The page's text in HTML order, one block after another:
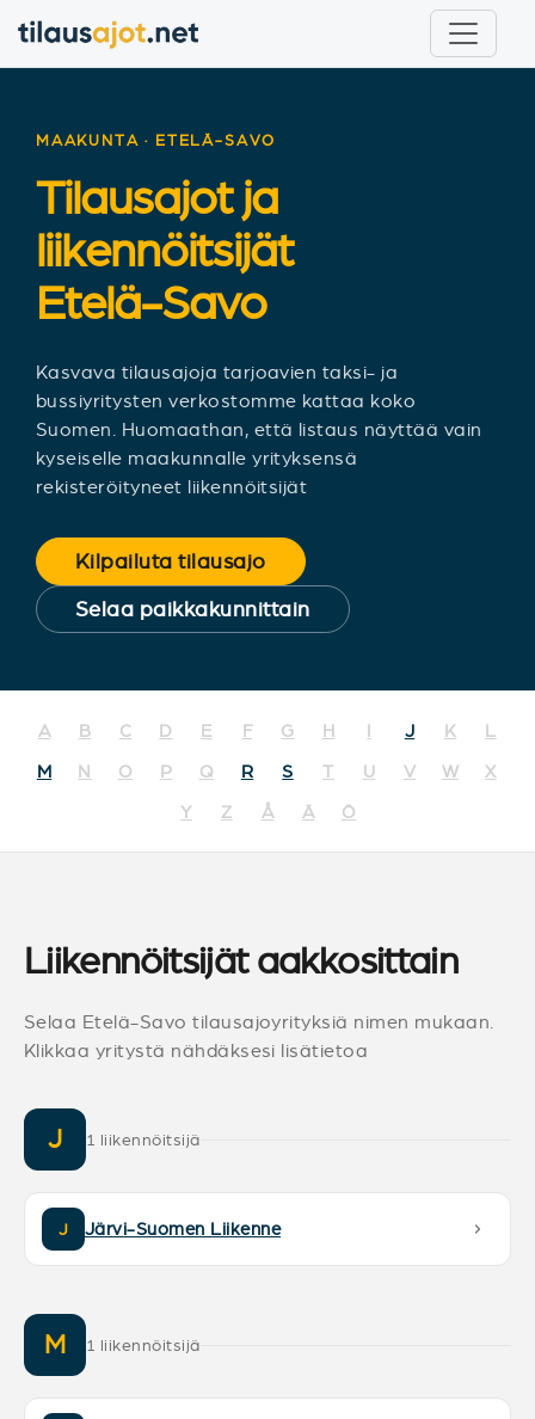
MAAKUNTA · ETELÄ-SAVO
Tilausajot ja
liikennöitsijät
Etelä-Savo
Kasvava tilausajoja tarjoavien taksi- ja
bussiyritysten verkostomme kattaa koko
Suomen. Huomaathan, että listaus näyttää vain
kyseiselle maakunnalle yrityksensä
rekisteröityneet liikennöitsijät
Kilpailuta tilausajo
Selaa paikkakunnittain
A B C D E F G H J K L
M N O P Q R S T U V W X
Y Z Å Ä Ö
Liikennöitsijät aakkosittain
Selaa Etelä-Savo tilausajoyrityksiä nimen mukaan.
Klikkaa yritystä nähdäksesi lisätietoa
J 1 liikennöitsijä
J Järvi-Suomen Liikenne
M 1 liikennöitsijä